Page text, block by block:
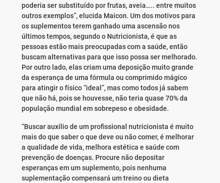
poderia ser substituído por frutas, aveia….. entre muitos
outros exemplos”, elucida Maicon. Um dos motivos para
os suplementos terem ganhado uma ascensão nos
últimos tempos, segundo o Nutricionista, é que as
pessoas estão mais preocupadas com a saúde, então
buscam alternativas para que isso possa ser melhorado.
Por outro lado, elas criam uma deposição muito grande
da esperança de uma fórmula ou comprimido mágico
para atingir o físico “ideal”, mas como todos já sabem
que não há, pois se houvesse, não teria quase 70% da
população mundial em sobrepeso e obesidade.
“Buscar auxílio de um profissional nutricionista é muito
mais do que saber o que deve ou não comer, é melhorar
a qualidade de vida, melhora estética e saúde com
prevenção de doenças. Procure não depositar
esperanças em um suplemento, pois nenhuma
suplementação compensará um treino ou dieta